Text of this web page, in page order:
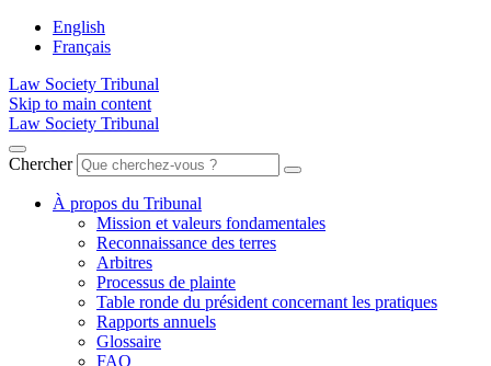
English
Français
Law Society Tribunal
Skip to main content
Law Society Tribunal
Chercher
À propos du Tribunal
Mission et valeurs fondamentales
Reconnaissance des terres
Arbitres
Processus de plainte
Table ronde du président concernant les pratiques
Rapports annuels
Glossaire
FAQ